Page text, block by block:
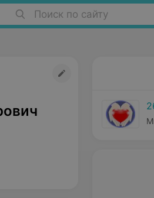
Поиск по сайту